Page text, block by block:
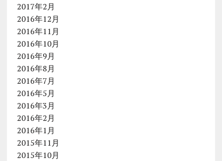
2017年2月
2016年12月
2016年11月
2016年10月
2016年9月
2016年8月
2016年7月
2016年5月
2016年3月
2016年2月
2016年1月
2015年11月
2015年10月